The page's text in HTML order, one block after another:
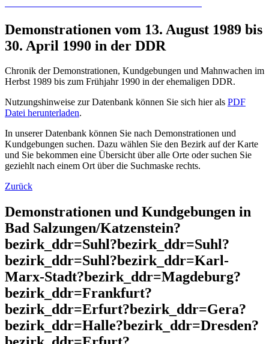
Demonstrationen vom 13. August 1989 bis
30. April 1990 in der DDR
Chronik der Demonstrationen, Kundgebungen und Mahnwachen im
Herbst 1989 bis zum Frühjahr 1990 in der ehemaligen DDR.
Nutzungshinweise zur Datenbank können Sie sich hier als PDF
Datei herunterladen.
In unserer Datenbank können Sie nach Demonstrationen und
Kundgebungen suchen. Dazu wählen Sie den Bezirk auf der Karte
und Sie bekommen eine Übersicht über alle Orte oder suchen Sie
geziehlt nach einem Ort über die Suchmaske rechts.
Zurück
Demonstrationen und Kundgebungen in
Bad Salzungen/Katzenstein?
bezirk_ddr=Suhl?bezirk_ddr=Suhl?
bezirk_ddr=Suhl?bezirk_ddr=Karl-
Marx-Stadt?bezirk_ddr=Magdeburg?
bezirk_ddr=Frankfurt?
bezirk_ddr=Erfurt?bezirk_ddr=Gera?
bezirk_ddr=Halle?bezirk_ddr=Dresden?